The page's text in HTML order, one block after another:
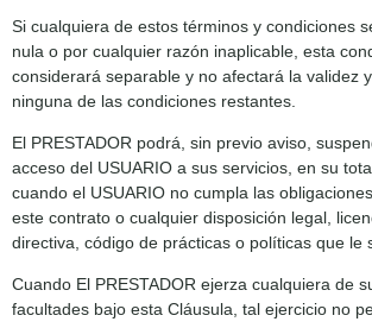
Si cualquiera de estos términos y condiciones
nula o por cualquier razón inaplicable, esta
considerará separable y no afectará la validez
ninguna de las condiciones restantes.
El PRESTADOR podrá, sin previo aviso,
acceso del USUARIO a sus servicios, en su
cuando el USUARIO no cumpla las
este contrato o cualquier disposición legal,
directiva, código de prácticas o políticas que le
Cuando El PRESTADOR ejerza cualquiera de
facultades bajo esta Cláusula, tal ejercicio no